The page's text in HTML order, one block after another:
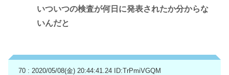
いついつの検査が何日に発表されたか分からな
いんだと
70 : 2020/05/08(金) 20:44:41.24 ID:TrPmiVGQM